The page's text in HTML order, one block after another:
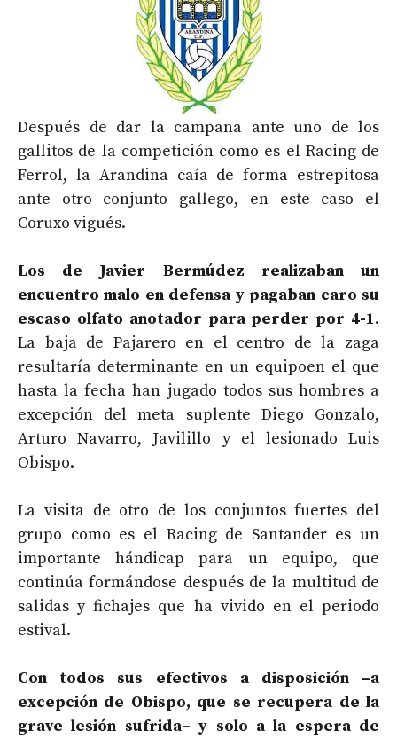
Después de dar la campana ante uno de los
gallitos de la competición como es el Racing de
Ferrol, la Arandina caía de forma estrepitosa
ante otro conjunto gallego, en este caso el
Coruxo vigués.
Los de Javier Bermúdez realizaban un
encuentro malo en defensa y pagaban caro su
escaso olfato anotador para perder por 4-1.
La baja de Pajarero en el centro de la zaga
resultaría determinante en un equipoen el que
hasta la fecha han jugado todos sus hombres a
excepción del meta suplente Diego Gonzalo,
Arturo Navarro, Javilillo y el lesionado Luis
Obispo.
La visita de otro de los conjuntos fuertes del
grupo como es el Racing de Santander es un
importante hándicap para un equipo, que
continúa formándose después de la multitud de
salidas y fichajes que ha vivido en el periodo
estival.
Con todos sus efectivos a disposición –a
excepción de Obispo, que se recupera de la
grave lesión sufrida– y solo a la espera de